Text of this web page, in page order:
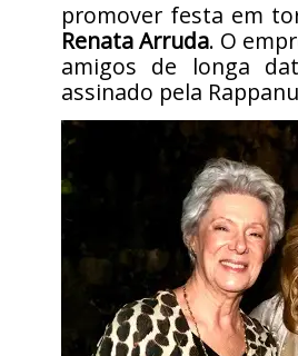
promover festa em
Renata Arruda. O
amigos de longa
assinado pela